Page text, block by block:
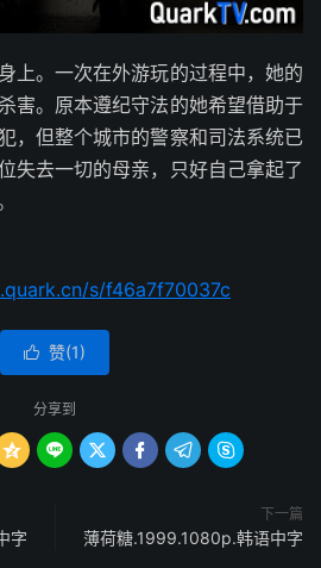
上。一次在外游玩的过程中，她的
害。原本遵纪守法的她希望借助于
，但整个城市的警察和司法系统已
失去一切的母亲，只好自己拿起了
s/f46a7f70037c
 赞(1)
分享到
     
字
下一篇
薄荷糖.1999.1080p.韩语中字